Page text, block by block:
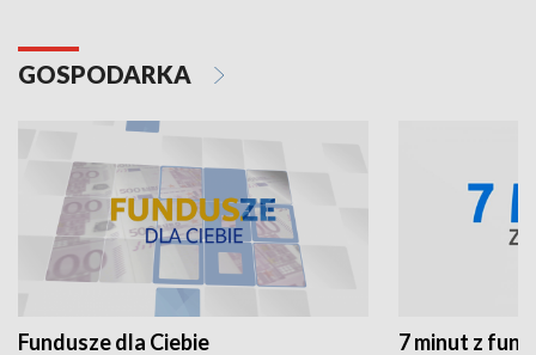
GOSPODARKA
Fundusze dla Ciebie 7 minut z